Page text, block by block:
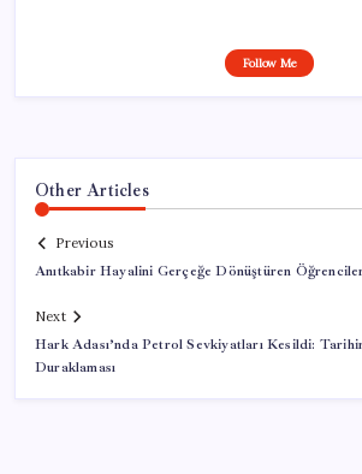
Follow Me
Other Articles
Previous
Anıtkabir Hayalini Gerçeğe Dönüştüren
Next
Hark Adası’nda Petrol Sevkiyatları Kesildi:
Duraklaması